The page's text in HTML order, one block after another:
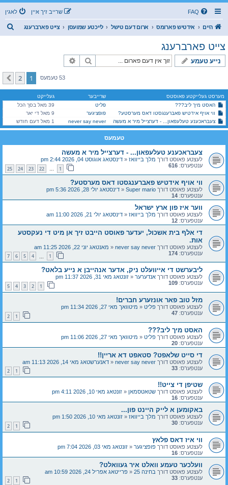
FAQ לאגין שרייב זיך איין
היים אידטיש פארומס ארום דעם טישל לייכטע שמועסן צייט פארברענג
צייט פארברענג
נייע טעמע זוך
53 טעמעס 1
2
קומענדיגע
מערסט געלייקטע פאוסטס שרייבער
געלייקט
האסט מיך ליב???
פליט
39 מאל בסך הכל
ווי אויף אידטיש פאברענגסטו דאס מערסטע?
פופציגער
9 מאל די יאר
צעבראכענע טעלעפאון... - דערצייל מיר א מעשה
never say never 1 מאל דעם חודש
טעמעס
צעבראכענע טעלעפאון... - דערצייל מיר א מעשה
לעצטע פאוסט דורך מלך בייוואז « דינסטאג אוגוסט 04, 2026 2:44 pm
ענטפערס: 616
1
…
22
23
24
25
ווי אויף אידטיש פאברענגסטו דאס מערסטע?
לעצטע פאוסט דורך Super mario
« דינסטאג יולי 28, 2026 5:36 pm
ענטפערס: 14
ווער איז פון ארץ ישראל
לעצטע פאוסט דורך מלך בייוואז « דינסטאג יולי 21, 2026 11:00 am
ענטפערס: 12
די אלף בית אשכול, יעדער פאוסט הייבט זיך אן מיט די נעקסטע
אות.
לעצטע פאוסט דורך never say never
« מאנטאג יוני 22, 2026 11:25 am
ענטפערס: 174
1
4
5
6
7
ליבערשט די אייוועלט ניק, אדער אנהייבן א נייע בלאט?
לעצטע פאוסט דורך אנדערער « זונטאג מאי 31, 2026 11:37 pm
ענטפערס: 109
1
2
3
4
5
מזל טוב פאר אונזערע חברים!
לעצטע פאוסט דורך פליט « מיטוואך מאי 27, 2026 11:34 pm
ענטפערס: 47
1
2
האסט מיך ליב???
לעצטע פאוסט דורך פליט « מיטוואך מאי 27, 2026 11:06 pm
ענטפערס: 20
די סייט שלאפט? סטאפט דא אריין!!
לעצטע פאוסט דורך never say never
« דאנערשטאג מאי 14, 2026 11:13 am
ענטפערס: 33
1
2
שטיפן די צייט!!
לעצטע פאוסט דורך שטאטסמאן « זונטאג מאי 10, 2026 4:11 pm
ענטפערס: 16
באקומען א לייק היינט פון...
לעצטע פאוסט דורך מלך בייוואז « זונטאג מאי 10, 2026 1:50 pm
ענטפערס: 30
1
2
ווי איז דאס פלאץ
לעצטע פאוסט דורך פופציגער « זונטאג מאי 03, 2026 7:04 pm
ענטפערס: 16
וועלכער טעמע וואלט איר געוואלט?
לעצטע פאוסט דורך בחינה 25 « פרייטאג אפריל 24, 2026 10:59 am
ענטפערס: 33
1
2